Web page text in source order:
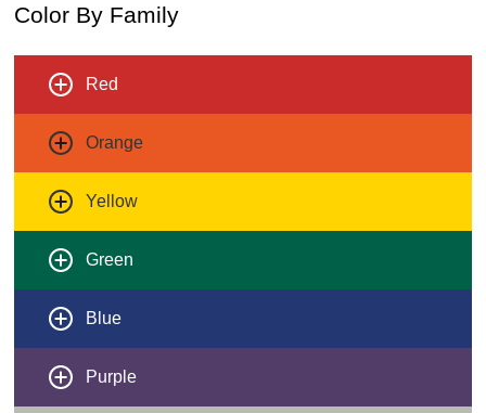
Color By Family
Red
Orange
Yellow
Green
Blue
Purple